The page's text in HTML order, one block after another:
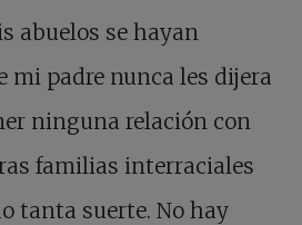
abuelos se hayan
mi padre nunca les dijera
ninguna relación con
familias interraciales
tanta suerte. No hay